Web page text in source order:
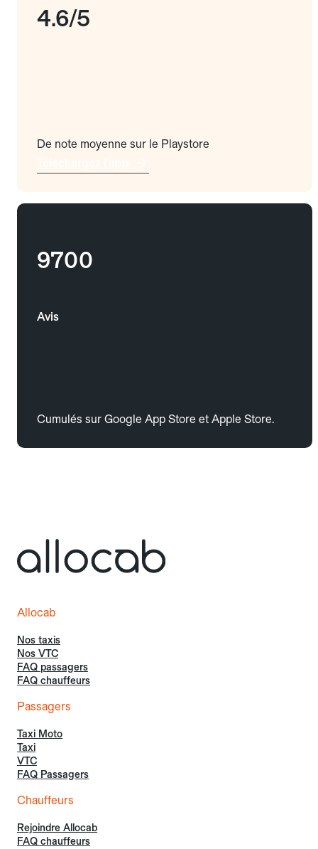
4.6/5
De note moyenne sur le Playstore
9700
Avis
Cumulés sur Google App Store et Apple Store.
Allocab
Nos taxis
Nos VTC
FAQ passagers
FAQ chauffeurs
Passagers
Taxi Moto
Taxi
VTC
FAQ Passagers
Chauffeurs
Rejoindre Allocab
FAQ chauffeurs